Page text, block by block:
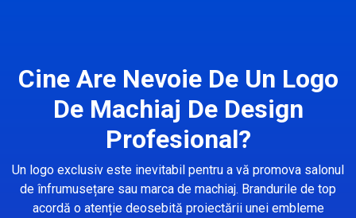
Cine Are Nevoie De Un Logo
De Machiaj De Design
Profesional?
Un logo exclusiv este inevitabil pentru a vă promova salonul
de înfrumusețare sau marca de machiaj. Brandurile de top
acordă o atenție deosebită proiectării unei embleme